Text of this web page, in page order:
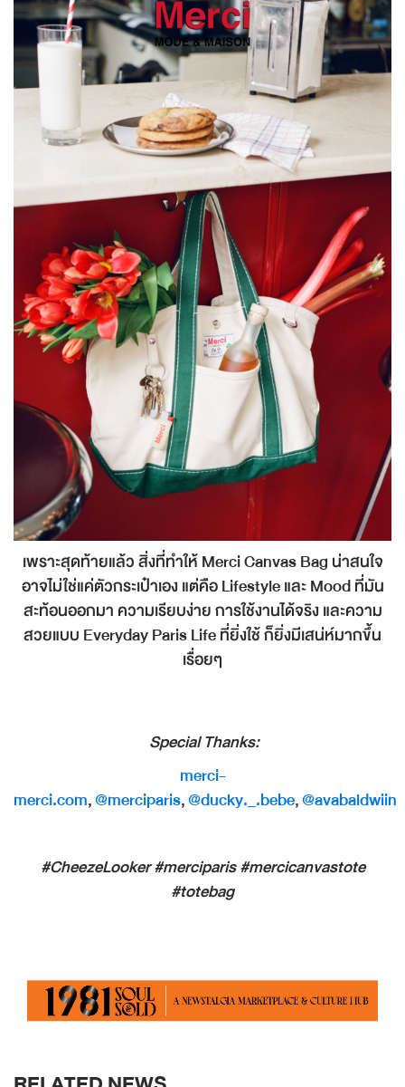
เพราะสุดท้ายแล้ว สิ่งที่ทำให้ Merci Canvas Bag น่าสนใจ
อาจไม่ใช่แค่ตัวกระเป๋าเอง แต่คือ Lifestyle และ Mood ที่มัน
สะท้อนออกมา ความเรียบง่าย การใช้งานได้จริง และความ
สวยแบบ Everyday Paris Life ที่ยิ่งใช้ ก็ยิ่งมีเสน่ห์มากขึ้น
เรื่อยๆ
Special Thanks:
merci-
merci.com,@merciparis,@ducky._.bebe,@avabaldwiin
#CheezeLooker #merciparis #mercicanvastote
#totebag